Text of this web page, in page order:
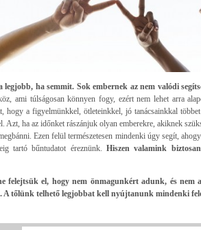
legjobb, ha semmit. Sok embernek az nem valódi
ami túlságosan könnyen fogy, ezért nem lehet arra
hogy a figyelmünkkel, ötleteinkkel, jó tanácsainkkal
Azt, ha az időnket rászánjuk olyan emberekre, akiknek
Ezen felül természetesen mindenki úgy segít,
tartó bűntudatot éreznünk. Hiszen valamink
felejtsük el, hogy nem önmagunkért adunk, és nem
A tőlünk telhető legjobbat kell nyújtanunk mindenki